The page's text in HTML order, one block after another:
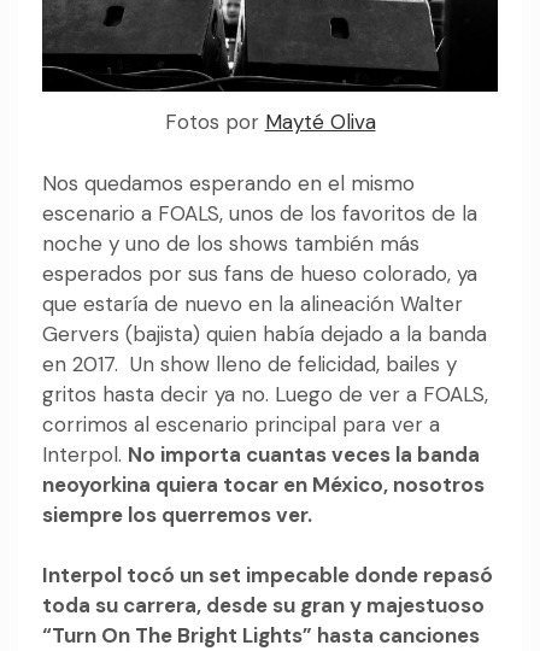
Fotos por Mayté Oliva
Nos quedamos esperando en el mismo
escenario a FOALS, unos de los favoritos de la
noche y uno de los shows también más
esperados por sus fans de hueso colorado, ya
que estaría de nuevo en la alineación Walter
Gervers (bajista) quien había dejado a la banda
en 2017. Un show lleno de felicidad, bailes y
gritos hasta decir ya no. Luego de ver a FOALS,
corrimos al escenario principal para ver a
Interpol. No importa cuantas veces la banda
neoyorkina quiera tocar en México, nosotros
siempre los querremos ver.
Interpol tocó un set impecable donde repasó
toda su carrera, desde su gran y majestuoso
“Turn On The Bright Lights” hasta canciones